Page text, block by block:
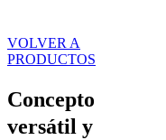
VOLVER A
PRODUCTOS
Concepto
versátil y